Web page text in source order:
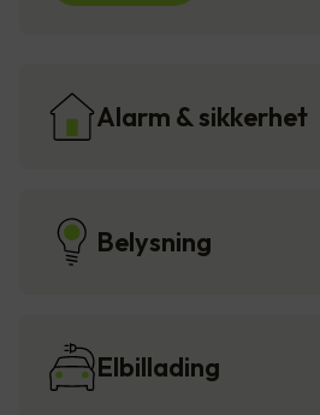
Alarm & sikkerhet
Belysning
Elbillading